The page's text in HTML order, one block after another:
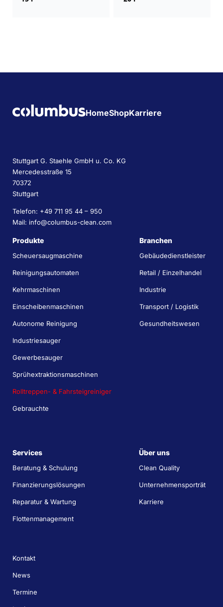
HomeShopKarriere
Stuttgart G. Staehle GmbH u. Co. KG
Mercedesstraße 15
70372
Stuttgart
Telefon: +49 711 95 44 – 950
Mail: info@columbus-clean.com
Produkte
Scheuersaugmaschine
Reinigungsautomaten
Kehrmaschinen
Einscheibenmaschinen
Autonome Reinigung
Industriesauger
Gewerbesauger
Sprühextraktionsmaschinen
Rolltreppen- & Fahrsteigreiniger
Gebrauchte
Branchen
Gebäudedienstleister
Retail / Einzelhandel
Industrie
Transport / Logistik
Gesundheitswesen
Services
Beratung & Schulung
Finanzierungslösungen
Reparatur & Wartung
Flottenmanagement
Über uns
Clean Quality
Unternehmensporträt
Karriere
Kontakt
News
Termine